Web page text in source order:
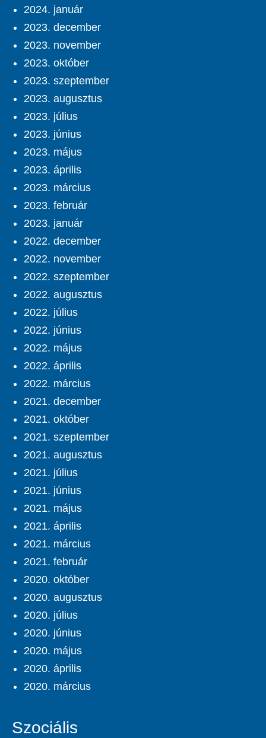
2024. január
2023. december
2023. november
2023. október
2023. szeptember
2023. augusztus
2023. július
2023. június
2023. május
2023. április
2023. március
2023. február
2023. január
2022. december
2022. november
2022. szeptember
2022. augusztus
2022. július
2022. június
2022. május
2022. április
2022. március
2021. december
2021. október
2021. szeptember
2021. augusztus
2021. július
2021. június
2021. május
2021. április
2021. március
2021. február
2020. október
2020. augusztus
2020. július
2020. június
2020. május
2020. április
2020. március
Szociális